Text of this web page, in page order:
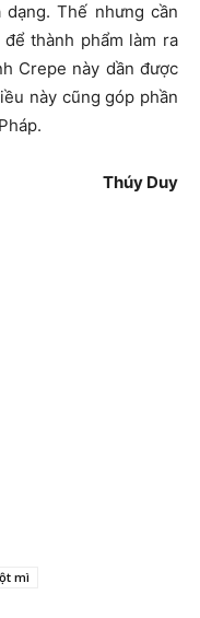
Thế nhưng cần
thành phẩm làm ra
Crepe này dần được
này cũng góp phần
Thúy Duy
mì